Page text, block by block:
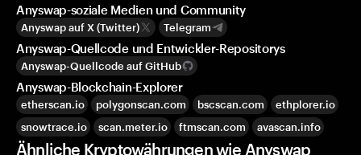
Anyswap-soziale Medien und Community
Anyswap auf X (Twitter) Telegram
Anyswap-Quellcode und Entwickler-Repositorys
Anyswap-Quellcode auf GitHub
Anyswap-Blockchain-Explorer
etherscan.io polygonscan.com bscscan.com
ethplorer.io
snowtrace.io
scan.meter.io ftmscan.com avascan.info
Ähnliche Kryptowährungen wie Anyswap